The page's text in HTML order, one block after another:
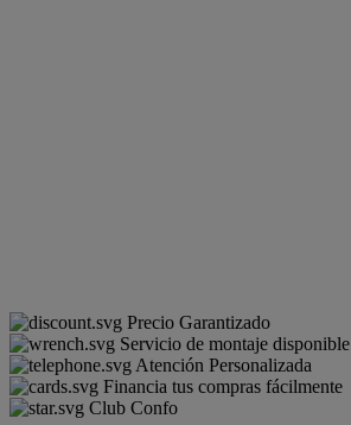
Precio Garantizado
Servicio de montaje disponible
Atención Personalizada
Financia tus compras fácilmente
Club Confo